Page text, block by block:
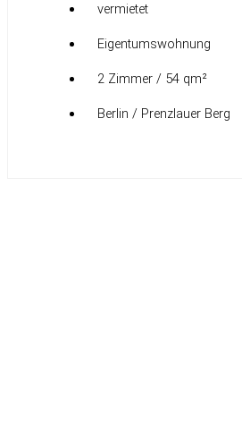
vermietet
Eigentumswohnung
2 Zimmer / 54 qm²
Berlin / Prenzlauer Berg